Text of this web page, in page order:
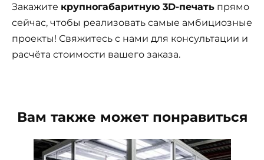
Закажите крупногабаритную 3D-печать прямо
сейчас, чтобы реализовать самые амбициозные
проекты! Свяжитесь с нами для консультации и
расчёта стоимости вашего заказа.
Вам также может понравиться